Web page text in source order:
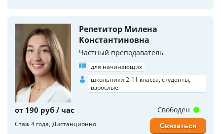
Репетитор Милена
Koнстантиновна
Частный преподаватель
для начинающих
школьники 2-11 класса, студенты,
взрослые
от 190 руб / час
Стаж 4 года Дистанционно
Свободен
Связаться